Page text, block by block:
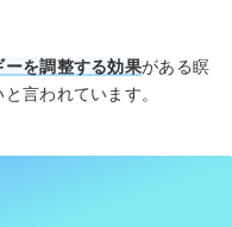
を調整する効果がある瞑
言われています。